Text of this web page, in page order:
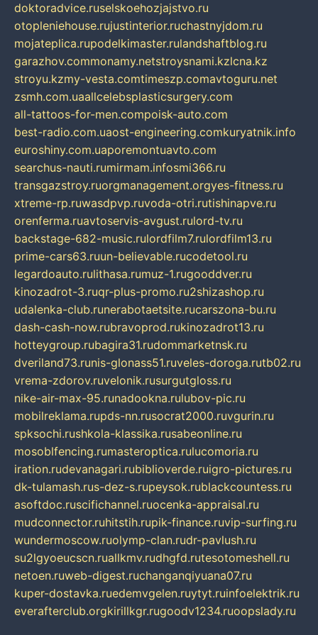
doktoradvice.ruselskoehozjajstvo.ru
otopleniehouse.rujustinterior.ruchastnyjdom.ru
mojateplica.rupodelkimaster.rulandshaftblog.ru
garazhov.commonamy.netstroysnami.kzlcna.kz
stroyu.kzmy-vesta.comtimeszp.comavtoguru.net
zsmh.com.uaallcelebsplasticsurgery.com
all-tattoos-for-men.compoisk-auto.com
best-radio.com.uaost-engineering.comkuryatnik.info
euroshiny.com.uaporemontuavto.com
searchus-nauti.rumirmam.infosmi366.ru
transgazstroy.ruorgmanagement.orgyes-fitness.ru
xtreme-rp.ruwasdpvp.ruvoda-otri.rutishinapve.ru
orenferma.ruavtoservis-avgust.rulord-tv.ru
backstage-682-music.rulordfilm7.rulordfilm13.ru
prime-cars63.ruun-believable.rucodetool.ru
legardoauto.rulithasa.rumuz-1.rugooddver.ru
kinozadrot-3.ruqr-plus-promo.ru2shizashop.ru
udalenka-club.runerabotaetsite.rucarszona-bu.ru
dash-cash-now.rubravoprod.rukinozadrot13.ru
hotteygroup.rubagira31.rudommarketnsk.ru
dveriland73.runis-glonass51.ruveles-doroga.rutb02.ru
vrema-zdorov.ruvelonik.rusurgutgloss.ru
nike-air-max-95.runadookna.rulubov-pic.ru
mobilreklama.rupds-nn.rusocrat2000.ruvgurin.ru
spksochi.rushkola-klassika.rusabeonline.ru
mosoblfencing.rumasteroptica.rulucomoria.ru
iration.rudevanagari.rubiblioverde.ruigro-pictures.ru
dk-tulamash.rus-dez-s.rupeysok.rublackcountess.ru
asoftdoc.ruscifichannel.ruocenka-appraisal.ru
mudconnector.ruhitstih.rupik-finance.ruvip-surfing.ru
wundermoscow.ruolymp-clan.rudr-pavlush.ru
su2lgyoeucscn.ruallkmv.rudhgfd.rutesotomeshell.ru
netoen.ruweb-digest.ruchanganqiyuana07.ru
kuper-dostavka.ruedemvgelen.ruytyt.ruinfoelektrik.ru
everafterclub.orgkirillkgr.rugoodv1234.ruoopslady.ru